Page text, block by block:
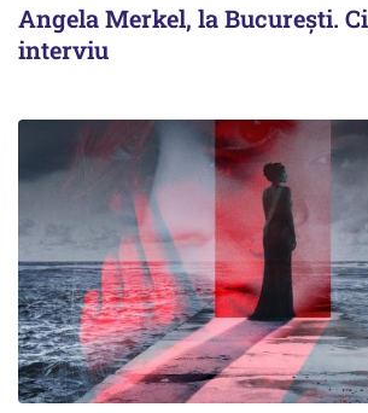
Angela Merkel, la București.
interviu